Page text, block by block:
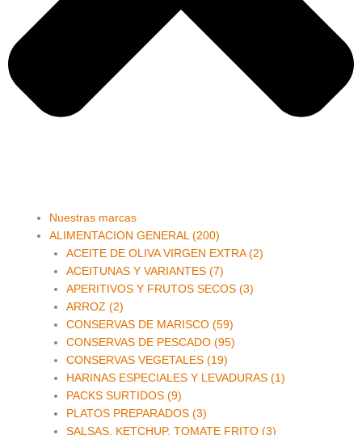
Main
Menu
Nuestras marcas
ALIMENTACION GENERAL (200)
ACEITE DE OLIVA VIRGEN EXTRA (2)
ACEITUNAS Y VARIANTES (7)
APERITIVOS Y FRUTOS SECOS (3)
ARROZ (2)
CONSERVAS DE MARISCO (59)
CONSERVAS DE PESCADO (95)
CONSERVAS VEGETALES (19)
HARINAS ESPECIALES Y LEVADURAS (1)
PACKS SURTIDOS (9)
PLATOS PREPARADOS (3)
SALSAS, KETCHUP, TOMATE FRITO (3)